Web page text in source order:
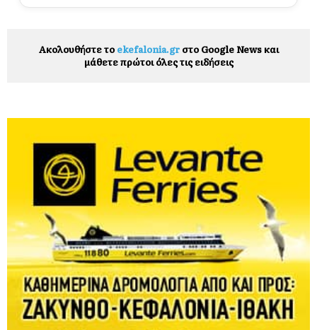
Ακολουθήστε το ekefalonia.grστο Google News και
μάθετε πρώτοι όλες τις ειδήσεις